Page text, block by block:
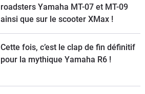
roadsters Yamaha MT-07 et MT-09
ainsi que sur le scooter XMax !
Cette fois, c’est le clap de fin définitif
pour la mythique Yamaha R6 !